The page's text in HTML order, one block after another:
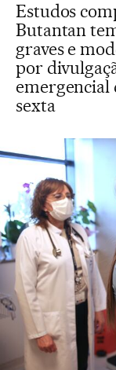
Estudos
Butantan
graves e
por
emergencial
sexta